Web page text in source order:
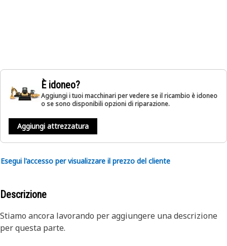
È idoneo?
Aggiungi i tuoi macchinari per vedere se il ricambio è idoneo
o se sono disponibili opzioni di riparazione.
Aggiungi attrezzatura
Esegui l'accesso per visualizzare il prezzo del cliente
Descrizione
Stiamo ancora lavorando per aggiungere una descrizione
per questa parte.